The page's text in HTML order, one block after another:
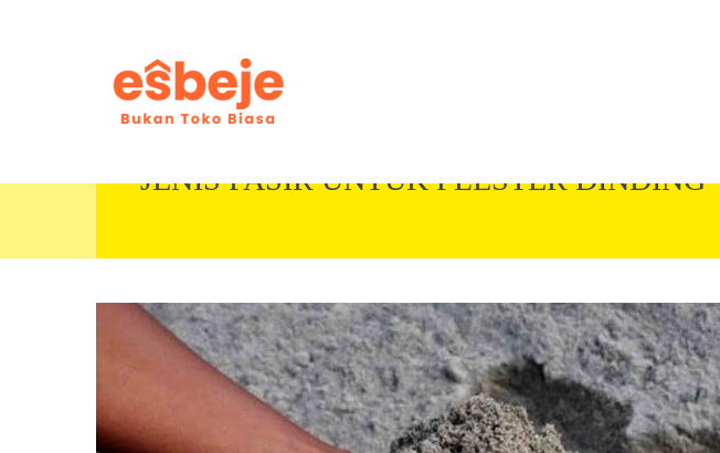
JENIS PASIR UNTUK PLESTER DINDING